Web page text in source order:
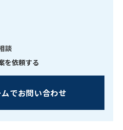
談
を依頼する
でお問い合わせ